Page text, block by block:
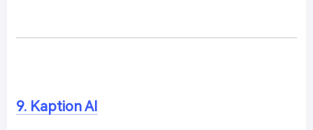
9. Kaption AI